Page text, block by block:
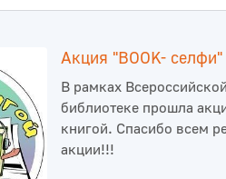
Акция "BOOK- селфи"
В рамках
библиотеке прошла
книгой. Спасибо всем
акции!!!